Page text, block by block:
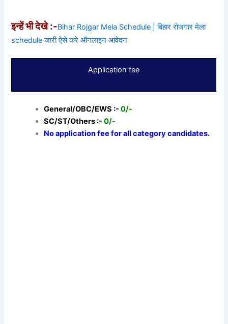
इन्हें भी देखे :-Bihar Rojgar Mela Schedule | बिहार रोजगार मेला
schedule जारी ऐसे करे ऑनलाइन आवेदन
Application fee
General/OBC/EWS :-0/-
SC/ST/Others :-0/-
No application fee for all category candidates.